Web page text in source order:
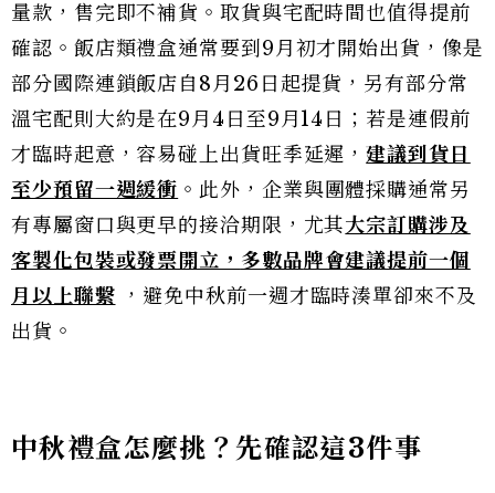
量款，售完即不補貨。取貨與宅配時間也值得提前
確認。飯店類禮盒通常要到9月初才開始出貨，像是
部分國際連鎖飯店自8月26日起提貨，另有部分常
溫宅配則大約是在9月4日至9月14日；若是連假前
才臨時起意，容易碰上出貨旺季延遲，建議到貨日
至少預留一週緩衝 。此外，企業與團體採購通常另
有專屬窗口與更早的接洽期限，尤其大宗訂購涉及
客製化包裝或發票開立， 多數品牌會建議提前一個
月以上聯繫 ，避免中秋前一週才臨時湊單卻來不及
出貨。
中秋禮盒怎麼挑？先確認這3件事